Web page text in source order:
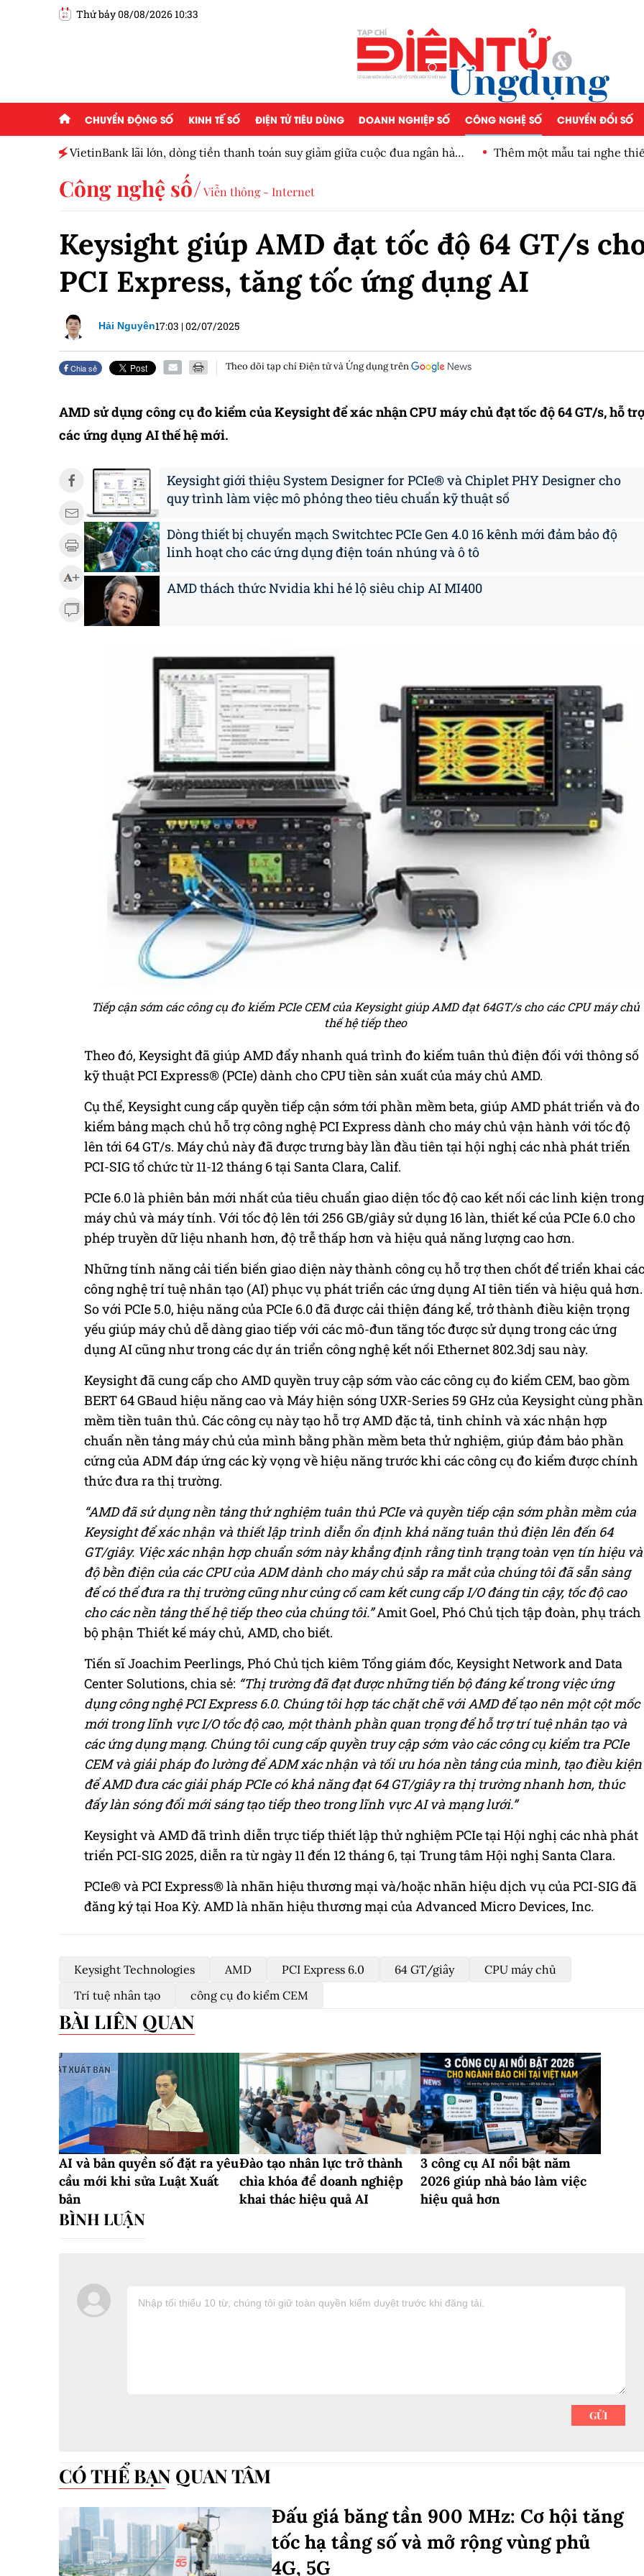
Thứ bảy 08/08/2026 10:33
CHUYỂN ĐỘNG SỐ KINH TẾ SỐ ĐIỆN TỬ TIÊU DÙNG DOANH NGHIỆP SỐ CÔNG NGHỆ SỐ CHUYỂN ĐỔI SỐ
VietinBank lãi lớn, dòng tiền thanh toán suy giảm giữa cuộc đua ngân hàng
Thêm một mẫu tai nghe
Công nghệ số Viễn thông - Internet
Keysight giúp AMD đạt tốc độ 64 GT/s
PCI Express, tăng tốc ứng dụng AI
Hải Nguyên17:03 |02/07/2025
Chia sẻ Theo dõi tạp chí Điện tử và Ứng dụng trên
AMD sử dụng công cụ đo kiểm của Keysight để xác nhận CPU máy chủ đạt tốc độ 64 GT/s, hỗ
các ứng dụng AI thế hệ mới.
Keysight giới thiệu System Designer for PCIe® và Chiplet PHY Designer cho
quy trình làm việc mô phỏng theo tiêu chuẩn kỹ thuật số
Dòng thiết bị chuyển mạch Switchtec PCIe Gen 4.0 16 kênh mới đảm bảo độ
linh hoạt cho các ứng dụng điện toán nhúng và ô tô
AMD thách thức Nvidia khi hé lộ siêu chip AI MI400
Tiếp cận sớm các công cụ đo kiểm PCIe CEM của Keysight giúp AMD đạt 64GT/s cho các CPU máy chủ
thế hệ tiếp theo
Theo đó, Keysight đã giúp AMD đẩy nhanh quá trình đo kiểm tuân thủ điện đối với thông số
kỹ thuật PCI Express® (PCIe) dành cho CPU tiền sản xuất của máy chủ AMD.
Cụ thể, Keysight cung cấp quyền tiếp cận sớm tới phần mềm beta, giúp AMD phát triển và đo
kiểm bảng mạch chủ hỗ trợ công nghệ PCI Express dành cho máy chủ vận hành với tốc độ
lên tới 64 GT/s. Máy chủ này đã được trưng bày lần đầu tiên tại hội nghị các nhà phát triển
PCI-SIG tổ chức từ 11-12 tháng 6 tại Santa Clara, Calif.
PCIe 6.0 là phiên bản mới nhất của tiêu chuẩn giao diện tốc độ cao kết nối các linh kiện trong
máy chủ và máy tính. Với tốc độ lên tới 256 GB/giây sử dụng 16 làn, thiết kế của PCIe 6.0 cho
phép truyền dữ liệu nhanh hơn, độ trễ thấp hơn và hiệu quả năng lượng cao hơn.
Những tính năng cải tiến biến giao diện này thành công cụ hỗ trợ then chốt để triển khai các
công nghệ trí tuệ nhân tạo (AI) phục vụ phát triển các ứng dụng AI tiên tiến và hiệu quả hơn.
So với PCIe 5.0, hiệu năng của PCIe 6.0 đã được cải thiện đáng kể, trở thành điều kiện trọng
yếu giúp máy chủ dễ dàng giao tiếp với các mô-đun tăng tốc được sử dụng trong các ứng
dụng AI cũng như trong các dự án triển công nghệ kết nối Ethernet 802.3dj sau này.
Keysight đã cung cấp cho AMD quyền truy cập sớm vào các công cụ đo kiểm CEM, bao gồm
BERT 64 GBaud hiệu năng cao và Máy hiện sóng UXR-Series 59 GHz của Keysight cùng phần
mềm tiền tuân thủ. Các công cụ này tạo hỗ trợ AMD đặc tả, tinh chỉnh và xác nhận hợp
chuẩn nền tảng máy chủ của mình bằng phần mềm beta thử nghiệm, giúp đảm bảo phần
cứng của ADM đáp ứng các kỳ vọng về hiệu năng trước khi các công cụ đo kiểm được chính
thức đưa ra thị trường.
“AMD đã sử dụng nền tảng thử nghiệm tuân thủ PCIe và quyền tiếp cận sớm phần mềm của
Keysight để xác nhận và thiết lập trình diễn ổn định khả năng tuân thủ điện lên đến 64
GT/giây. Việc xác nhận hợp chuẩn sớm này khẳng định rằng tình trạng toàn vẹn tín hiệu và
độ bền điện của các CPU của ADM dành cho máy chủ sắp ra mắt của chúng tôi đã sẵn sàng
để có thể đưa ra thị trường cũng như củng cố cam kết cung cấp I/O đáng tin cậy, tốc độ cao
cho các nền tảng thế hệ tiếp theo của chúng tôi.”Amit Goel, Phó Chủ tịch tập đoàn, phụ trách
bộ phận Thiết kế máy chủ, AMD, cho biết.
Tiến sĩ Joachim Peerlings, Phó Chủ tịch kiêm Tổng giám đốc, Keysight Network and Data
Center Solutions, chia sẻ: “Thị trường đã đạt được những tiến bộ đáng kể trong việc ứng
dụng công nghệ PCI Express 6.0. Chúng tôi hợp tác chặt chẽ với AMD để tạo nên một cột mốc
mới trong lĩnh vực I/O tốc độ cao, một thành phần quan trọng để hỗ trợ trí tuệ nhân tạo và
các ứng dụng mạng. Chúng tôi cung cấp quyền truy cập sớm vào các công cụ kiểm tra PCIe
CEM và giải pháp đo lường để ADM xác nhận và tối ưu hóa nền tảng của mình, tạo điều kiện
để AMD đưa các giải pháp PCIe có khả năng đạt 64 GT/giây ra thị trường nhanh hơn, thúc
đẩy làn sóng đổi mới sáng tạo tiếp theo trong lĩnh vực AI và mạng lưới.”
Keysight và AMD đã trình diễn trực tiếp thiết lập thử nghiệm PCIe tại Hội nghị các nhà phát
triển PCI-SIG 2025, diễn ra từ ngày 11 đến 12 tháng 6, tại Trung tâm Hội nghị Santa Clara.
PCIe® và PCI Express® là nhãn hiệu thương mại và/hoặc nhãn hiệu dịch vụ của PCI-SIG đã
đăng ký tại Hoa Kỳ. AMD là nhãn hiệu thương mại của Advanced Micro Devices, Inc.
Keysight Technologies AMD PCI Express 6.0 64 GT/giây
CPU máy chủ
Trí tuệ nhân tạo
công cụ đo kiểm CEM
BÀI LIÊN QUAN
AI và bản quyền số đặt ra yêu
cầu mới khi sửa Luật Xuất
bản
Đào tạo nhân lực trở thành
chìa khóa để doanh nghiệp
khai thác hiệu quả AI
3 công cụ AI nổi bật năm
2026 giúp nhà báo làm việc
hiệu quả hơn
CÓ THỂ BẠN QUAN TÂM
Đấu giá băng tần 900 MHz: Cơ hội tăng
tốc hạ tầng số và mở rộng vùng phủ
4G, 5G